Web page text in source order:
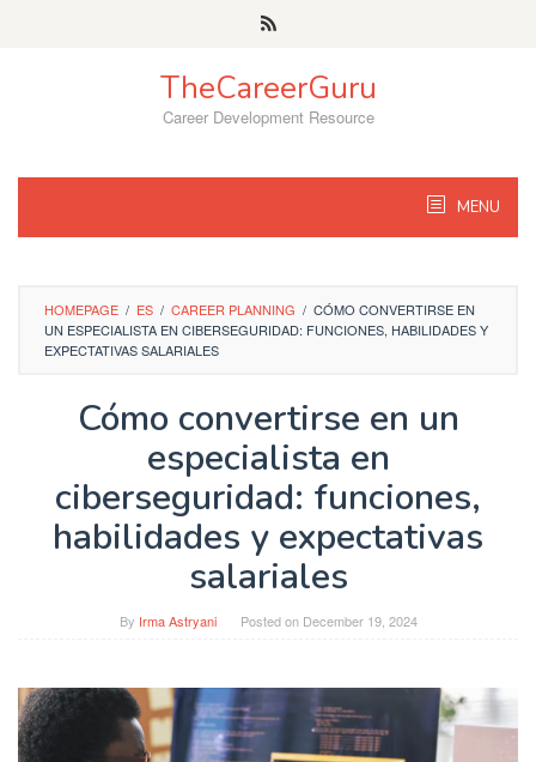
TheCareerGuru
Career Development Resource
MENU
HOMEPAGE / ES / CAREER PLANNING / CÓMO CONVERTIRSE EN
UN ESPECIALISTA EN CIBERSEGURIDAD: FUNCIONES, HABILIDADES Y
EXPECTATIVAS SALARIALES
Cómo convertirse en un
especialista en
ciberseguridad: funciones,
habilidades y expectativas
salariales
By Irma Astryani Posted on December 19, 2024